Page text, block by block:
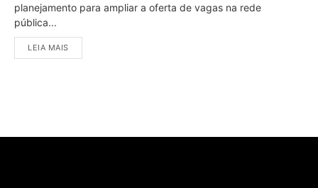
planejamento para ampliar a oferta de vagas na rede
pública...
LEIA MAIS